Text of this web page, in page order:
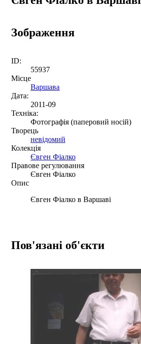
Зображення
ID:
55937
Місце
Варшава
Дата:
2011-09
Техніка:
Фотографія (паперовий носій)
Творець
невідомий
Колекція
Євген Фіалко
Правове регулювання
Євген Фіалко
Опис
Євген Фіалко в Варшаві
Пов'язані об'єкти